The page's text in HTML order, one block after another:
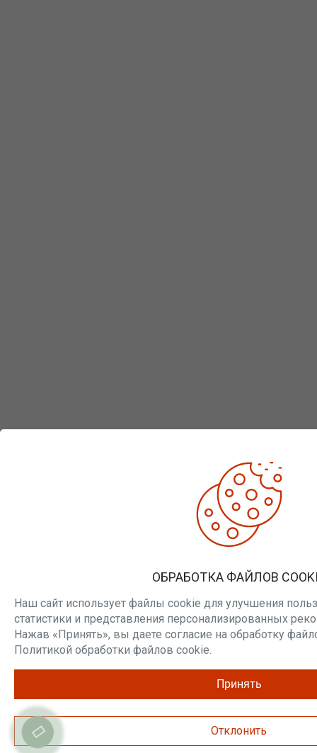
ОБРАБОТКА ФАЙЛОВ
Наш сайт использует файлы cookie для улучшения
статистики и представления персонализированных
Нажав «Принять», вы даете согласие на обработку
Политикой обработки файлов cookie.
Отклонить
Принять